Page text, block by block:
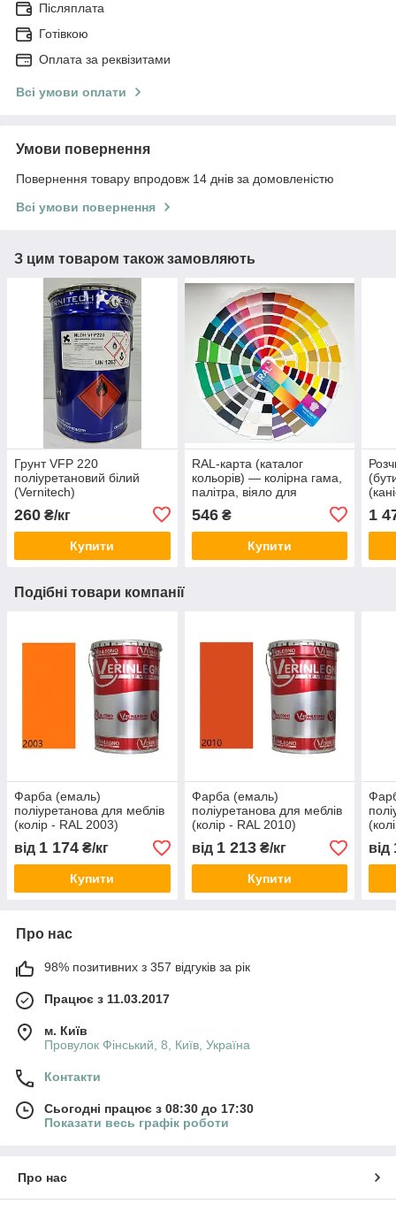
Післяплата
Готівкою
Оплата за реквізитами
Всі умови оплати
Умови повернення
Повернення товару впродовж 14 днів за домовленістю
Всі умови повернення
З цим товаром також замовляють
Грунт VFP 220
поліуретановий білий
(Vernitech)
260 ₴/кг
Купити
RAL-карта (каталог
кольорів) — колірна гама,
палітра, віяло для
тонування лакофарбової
продукції
546₴
Купити
1
Подібні товари компанії
Фарба (емаль)
поліуретанова для меблів
(колір - RAL 2003)
,Verinlegno
від 1 174 ₴/кг
Купити
Фарба (емаль)
поліуретанова для меблів
(колір - RAL 2010)
,Verinlegno
від 1 213₴/кг
Купити
від
Про нас
98% позитивних з 357 відгуків за рік
Працює з 11.03.2017
м. Київ
Провулок Фінський, 8, Київ, Україна
Контакти
Сьогодні працює з 08:30 до 17:30
Показати весь графік роботи
Про нас